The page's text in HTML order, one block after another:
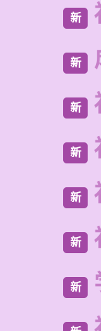
新
新
新
新
新
新
新